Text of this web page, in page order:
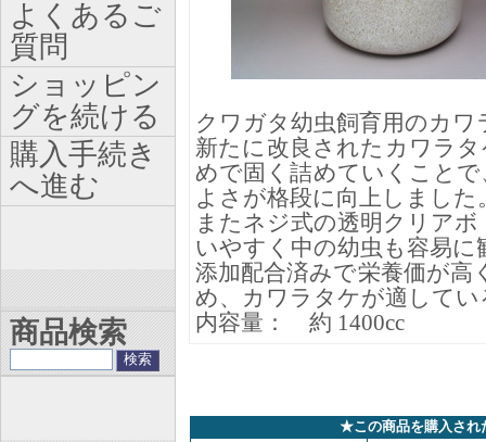
クワガタ幼虫飼育用のカ
新たに改良されたカワラ
めで固く詰めていくこと
よさが格段に向上しました
またネジ式の透明クリア
いやすく中の幼虫も容易に
添加配合済みで栄養価が
め、カワラタケが適して
内容量： 約 1400cc
★この商品を購入され
よくあるご
質問
ショッピン
グを続ける
購入手続き
へ進む
商品検索